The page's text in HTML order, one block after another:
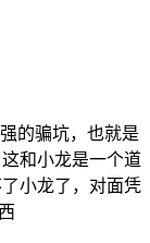
的骗坑，也就是
和小龙是一个道
小龙了，对面凭